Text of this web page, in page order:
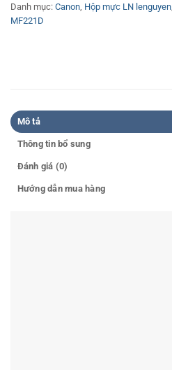
Danh mục: Canon Hộp mực LN lenguyen
MF221D
Mô tả
Thông tin bổ sung
Đánh giá (0)
Hướng dẫn mua hàng